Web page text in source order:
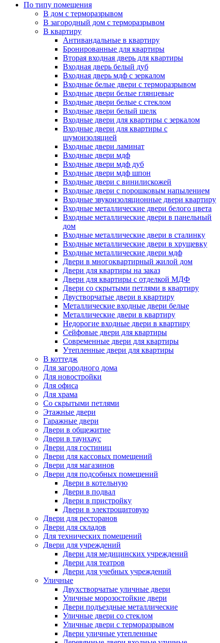
По типу помещения
В дом с терморазрывом
В загородный дом с терморазрывом
В квартиру
Антивандальные в квартиру
Бронированные для квартиры
Вторая входная дверь для квартиры
Входная дверь белый дуб
Входная дверь мдф с зеркалом
Входные белые двери с терморазрывом
Входные двери белые глянцевые
Входные двери белые с стеклом
Входные двери белый шелк
Входные двери для квартиры с зеркалом
Входные двери для квартиры с
шумоизоляцией
Входные двери ламинат
Входные двери мдф
Входные двери мдф дуб
Входные двери мдф шпон
Входные двери с винилискожей
Входные двери с порошковым напылением
Входные звукоизоляционные двери квартиру
Входные металлические двери белого цвета
Входные металлические двери в панельный
дом
Входные металлические двери в сталинку
Входные металлические двери в хрущевку
Входные металлические двери мдф
Двери в многоквартирный жилой дом
Двери для квартиры на заказ
Двери для квартиры с отделкой МДФ
Двери со скрытыми петлями в квартиру
Двустворчатые двери в квартиру
Металлические входные двери белые
Металлические двери в квартиру
Недорогие входные двери в квартиру
Сейфовые двери для квартиры
Современные двери для квартиры
Утепленные двери для квартиры
В коттедж
Для загородного дома
Для новостройки
Для офиса
Для храма
Со скрытыми петлями
Этажные двери
Гаражные двери
Двери в общежитие
Двери в таунхаус
Двери для гостиниц
Двери для кассовых помещений
Двери для магазинов
Двери для подсобных помещений
Двери в котельную
Двери в подвал
Двери в пристройку
Двери в электрощитовую
Двери для ресторанов
Двери для складов
Для технических помещений
Двери для учреждений
Двери для медицинских учреждений
Двери для театров
Двери для учебных учреждений
Уличные
Двухстворчатые уличные двери
Уличные морозостойкие двери
Двери подъездные металлические
Уличные двери со стеклом
Уличные двери с терморазрывом
Двери уличные утепленные